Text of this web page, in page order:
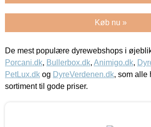
Køb nu »
De mest populære dyrewebshops i
Porcani.dk, Bullerbox.dk, Animigo.dk,
PetLux.dk og DyreVerdenen.dk, som alle
sortiment til gode priser.